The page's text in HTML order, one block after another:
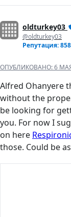
oldturkey03
@oldturkey03
Репутация:
ОПУБЛИКОВАНО:6
Alfred Ohanyere
without the
be looking for
you. For now I
on here
those. Could be